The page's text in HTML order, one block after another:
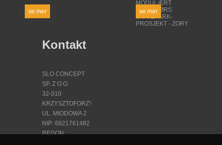
se mer
MODULÆRT
INNENDØRS
SKATEPARK-
PROSJEKT - ZORY
se mer
Kontakt
SLO CONCEPT
SP. Z O.O.
32-010
KRZYSZTOFORZYCE
UL. MIODOWA 2
NIP: 6821761482
REGON: